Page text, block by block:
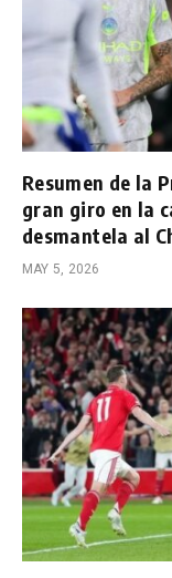
Resumen de la
gran giro en la
desmantela al
MAY 5, 2026